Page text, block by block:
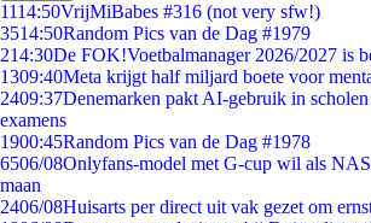
1114:50VrijMiBabes #316 (not very sfw!)
3514:50Random Pics van de Dag #1979
214:30De FOK!Voetbalmanager 2026/2027 is
1309:40Meta krijgt half miljard boete voor
2409:37Denemarken pakt AI-gebruik in
examens
1900:45Random Pics van de Dag #1978
6506/08Onlyfans-model met G-cup wil als
maan
2406/08Huisarts per direct uit vak gezet om